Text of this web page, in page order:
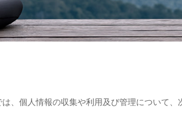
、個人情報の収集や利用及び管理について、